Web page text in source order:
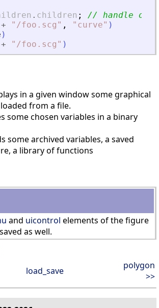
. children ;
// handle on
+ " /foo.scg " , " curve" )
)
+ " /foo.scg " )
in a given window some graphical
from a file.
some chosen variables in a binary
some archived variables, a saved
a library of functions
and uicontrol elements of the figure
as well.
load_save
polygon
>>